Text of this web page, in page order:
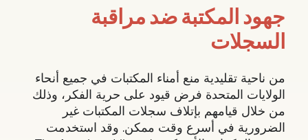
جهود المكتبة ضد مراقبة
السجلات
من ناحية تقليدية منع أمناء المكتبات في جميع أنحاء
الولايات المتحدة فرض قيود على حرية الفكر، وذلك
من خلال قيامهم بإتلاف سجلات المكتبات غير
الضرورية في أسرع وقت ممكن. وقد استخدمت